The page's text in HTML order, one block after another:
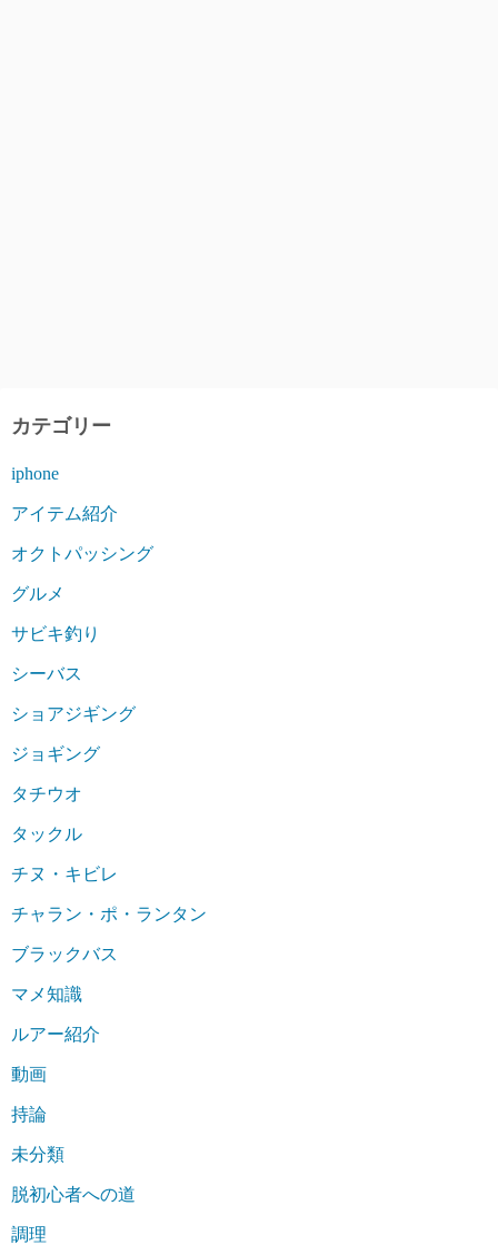
カテゴリー
iphone
アイテム紹介
オクトパッシング
グルメ
サビキ釣り
シーバス
ショアジギング
ジョギング
タチウオ
タックル
チヌ・キビレ
チャラン・ポ・ランタン
ブラックバス
マメ知識
ルアー紹介
動画
持論
未分類
脱初心者への道
調理